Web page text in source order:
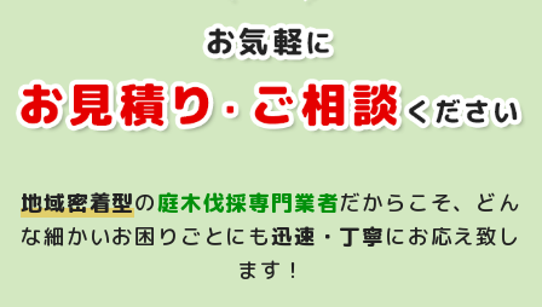
地域密着型の庭木伐採専門業者だからこそ、 どん
な細かいお困りごとにも迅速・丁寧にお応え致し
ます！